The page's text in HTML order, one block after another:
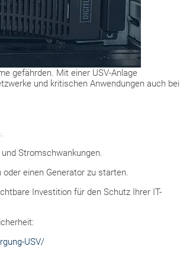
gefährden. Mit einer USV-Anlage
und kritischen Anwendungen auch bei
Stromschwankungen.
einen Generator zu starten.
Investition für den Schutz Ihrer IT-
USV/